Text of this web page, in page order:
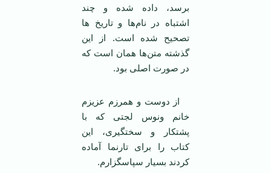
برسد، داده شده و چند
اشتباه در نام‌ها و تاريخ ها
تصحيح شده است. از اين
گذشته متن‌ها همان است که
در صورت اصلی بود.
از دوست و همرزم عزيزم
خانم ونوس لجتی که با
پشتکار و سختگيری، اين
کتاب را برای تارنما آماده
کردند بسيار سپاسگزارم.